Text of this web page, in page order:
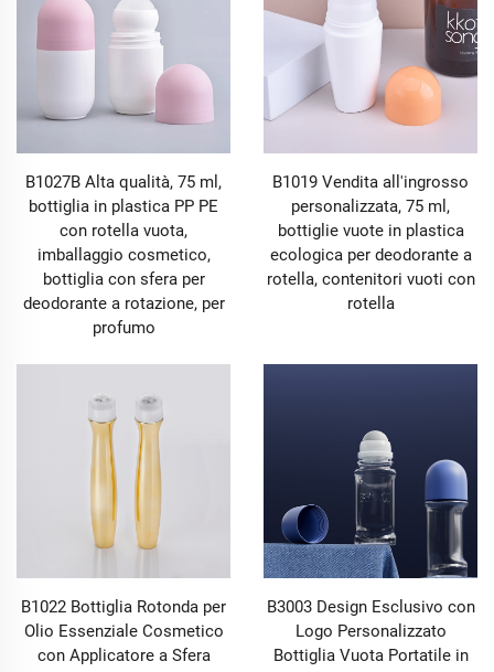
B1027B Alta qualità, 75 ml,
bottiglia in plastica PP PE
con rotella vuota,
imballaggio cosmetico,
bottiglia con sfera per
deodorante a rotazione, per
profumo
B1019 Vendita all'ingrosso
personalizzata, 75 ml,
bottiglie vuote in plastica
ecologica per deodorante a
rotella, contenitori vuoti con
rotella
B1022 Bottiglia Rotonda per
Olio Essenziale Cosmetico
con Applicatore a Sfera
B3003 Design Esclusivo con
Logo Personalizzato
Bottiglia Vuota Portatile in